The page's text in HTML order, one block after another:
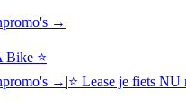
→
Bike ⭐
→ |⭐ Lease je fiets NU